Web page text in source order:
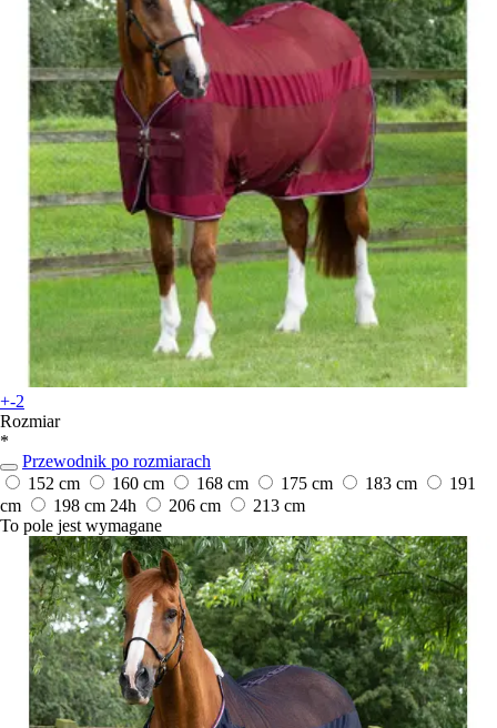
+-2
Rozmiar
*
Przewodnik po rozmiarach
152 cm
160 cm 168 cm 175 cm 183 cm
191
cm
198 cm 24h 206 cm
213 cm
To pole jest wymagane